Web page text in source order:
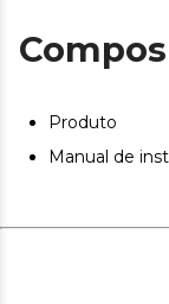
que indica o
Produto
Manual de